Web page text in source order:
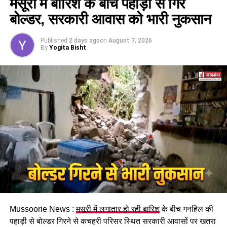
कैबिनेट नेउत्तराखंड मजदूरी संहिता नियमावलीको मंजूरी दी।
इसके तहत श्रमिकों को हर महीने की 7 तारीख तक वेतन देना
मजदूरी का प्रावधान भी किया गया है।
पढ़े धामी कैबिनेट के प्रमुख फैसले
GST संशोधित अध्यादेश को मंजूरी।
मसूरी में बारिश के बीच पहाड़ी से गिरे
बोल्डर, सरकारी आवास को भारी नुकसान
Published 2 days agoon August 7, 2026
By Yogita Bisht
Mussoorie News :मसूरी में लगातार हो रही बारिशके बीच गनहिल की
पहाड़ी से बोल्डर गिरने से कचहरी परिसर स्थित सरकारी आवासों पर खतरा